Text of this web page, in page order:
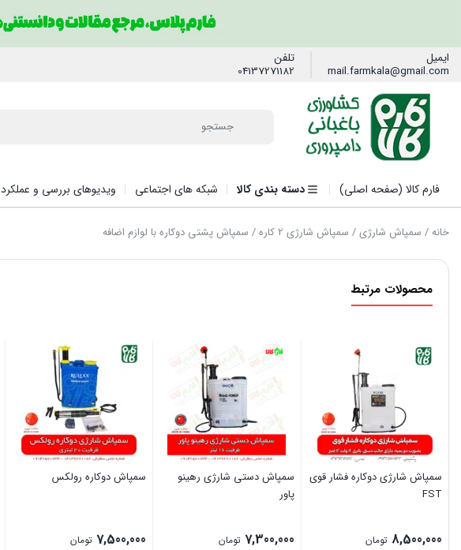
ایمیل
mail.farmkala@gmail.com
تلفن
04137271182
فارم کالا (صفحه اصلی) دسته بندی کالا شبکه های اجتماعی ویدیوهای بررسی و عملکرد
خانه/ سمپاش شارژی/ سمپاش شارژی 2 کاره / سمپاش پشتی دوکاره با لوازم اضافه
محصولات مرتبط
سمپاش شارژی دوکاره فشار قوی
FST
8,500,000 تومان
سمپاش دستی شارژی رهینو
پاور
7,300,000 تومان
سمپاش دوکاره رولکس
7,500,000 تومان